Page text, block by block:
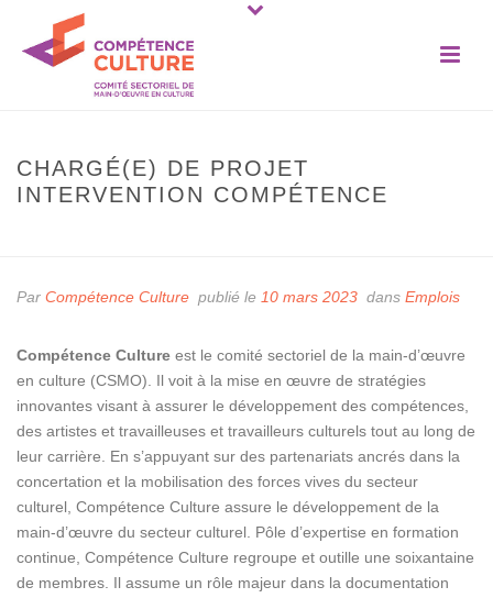
CHARGÉ(E) DE PROJET
INTERVENTION COMPÉTENCE
Par Compétence Culture publié le 10 mars 2023 dans Emplois
Compétence Culture est le comité sectoriel de la main-d’œuvre
en culture (CSMO). Il voit à la mise en œuvre de stratégies
innovantes visant à assurer le développement des compétences,
des artistes et travailleuses et travailleurs culturels tout au long de
leur carrière. En s’appuyant sur des partenariats ancrés dans la
concertation et la mobilisation des forces vives du secteur
culturel, Compétence Culture assure le développement de la
main-d’œuvre du secteur culturel. Pôle d’expertise en formation
continue, Compétence Culture regroupe et outille une soixantaine
de membres. Il assume un rôle majeur dans la documentation